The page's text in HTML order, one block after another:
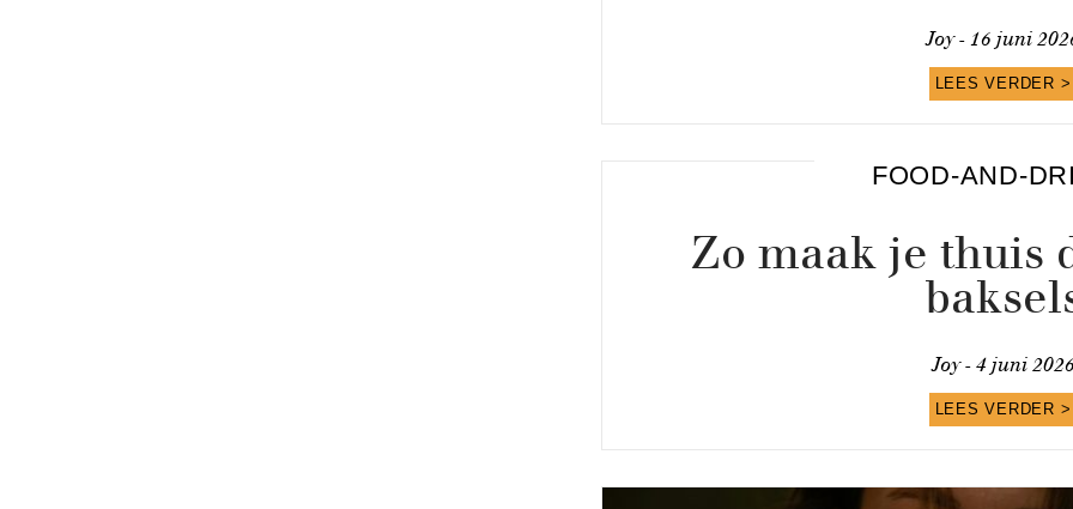
Joy - 16 juni
LEES VERDER >
FOOD-AND-
Zo maak je thuis
Joy - 4 juni
LEES VERDER >